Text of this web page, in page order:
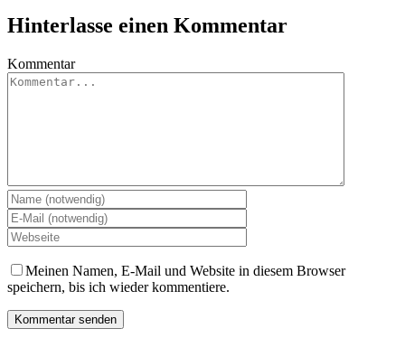
Hinterlasse einen Kommentar
Kommentar
Meinen Namen, E-Mail und Website in diesem Browser
speichern, bis ich wieder kommentiere.